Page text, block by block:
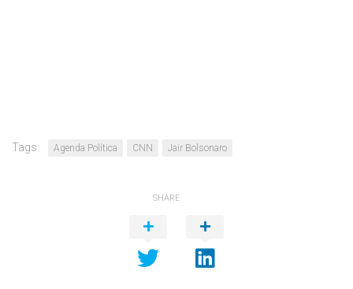
Tags: Agenda Política CNN Jair Bolsonaro
SHARE